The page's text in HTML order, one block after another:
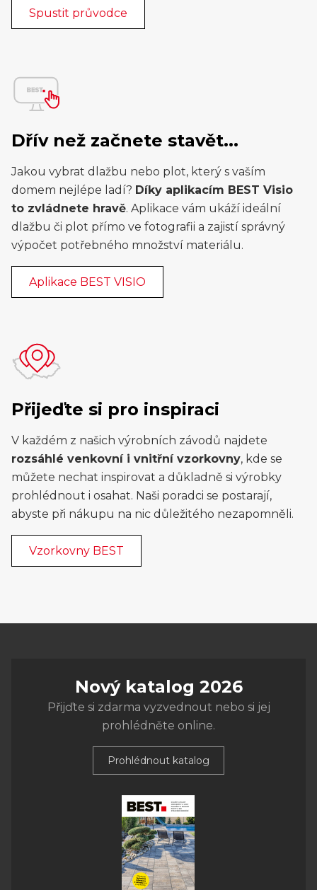
Spustit průvodce
Dřív než začnete stavět...
Jakou vybrat dlažbu nebo plot, který s vaším
domem nejlépe ladí? Díky aplikacím BEST Visio
to zvládnete hravě. Aplikace vám ukáží ideální
dlažbu či plot přímo ve fotografii a zajistí správný
výpočet potřebného množství materiálu.
Aplikace BEST VISIO
Přijeďte si pro inspiraci
V každém z našich výrobních závodů najdete
rozsáhlé venkovní i vnitřní vzorkovny, kde se
můžete nechat inspirovat a důkladně si výrobky
prohlédnout i osahat. Naši poradci se postarají,
abyste při nákupu na nic důležitého nezapomněli.
Vzorkovny BEST
Nový katalog 2026
Přijďte si zdarma vyzvednout nebo si jej
prohlédněte online.
Prohlédnout katalog